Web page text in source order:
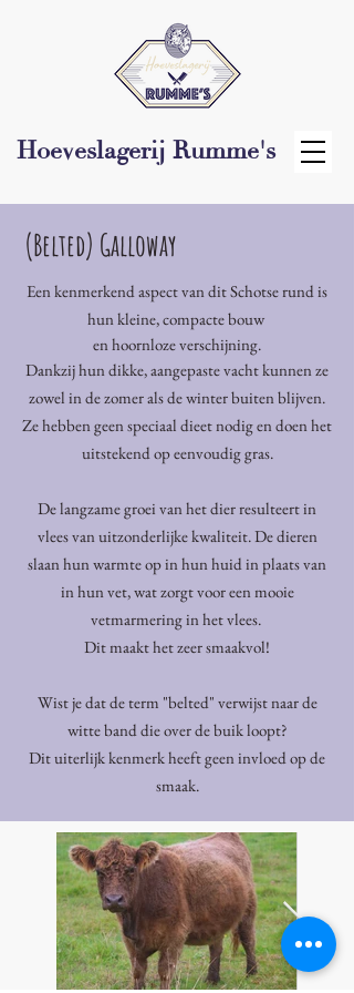
Hoeveslagerij Rumme's
(Belted) Galloway
Een kenmerkend aspect van dit Schotse rund is
hun kleine, compacte bouw
en hoornloze verschijning.
Dankzij hun dikke, aangepaste vacht kunnen ze
zowel in de zomer als de winter buiten blijven.
Ze hebben geen speciaal dieet nodig en doen het
uitstekend op eenvoudig gras.
De langzame groei van het dier resulteert in
vlees van uitzonderlijke kwaliteit. De dieren
slaan hun warmte op in hun huid in plaats van
in hun vet, wat zorgt voor een mooie
vetmarmering in het vlees.
Dit maakt het zeer smaakvol!
Wist je dat de term "belted" verwijst naar de
witte band die over de buik loopt?
Dit uiterlijk kenmerk heeft geen invloed op de
smaak.